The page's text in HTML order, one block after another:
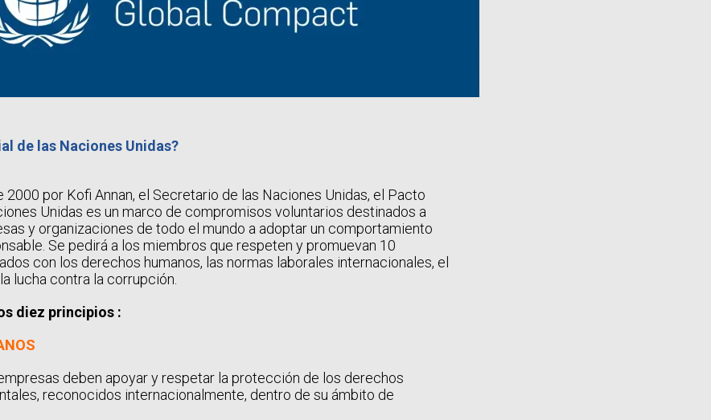
de las Naciones Unidas?
2000 por Kofi Annan, el Secretario de las Naciones Unidas, el Pacto
Unidas es un marco de compromisos voluntarios destinados a
y organizaciones de todo el mundo a adoptar un comportamiento
Se pedirá a los miembros que respeten y promuevan 10
con los derechos humanos, las normas laborales internacionales, el
lucha contra la corrupción.
diez principios :
deben apoyar y respetar la protección de los derechos
reconocidos internacionalmente, dentro de su ámbito de